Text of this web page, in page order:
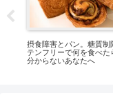
摂食障害とパン。糖質制
テンフリーで何を食べた
分からないあなたへ